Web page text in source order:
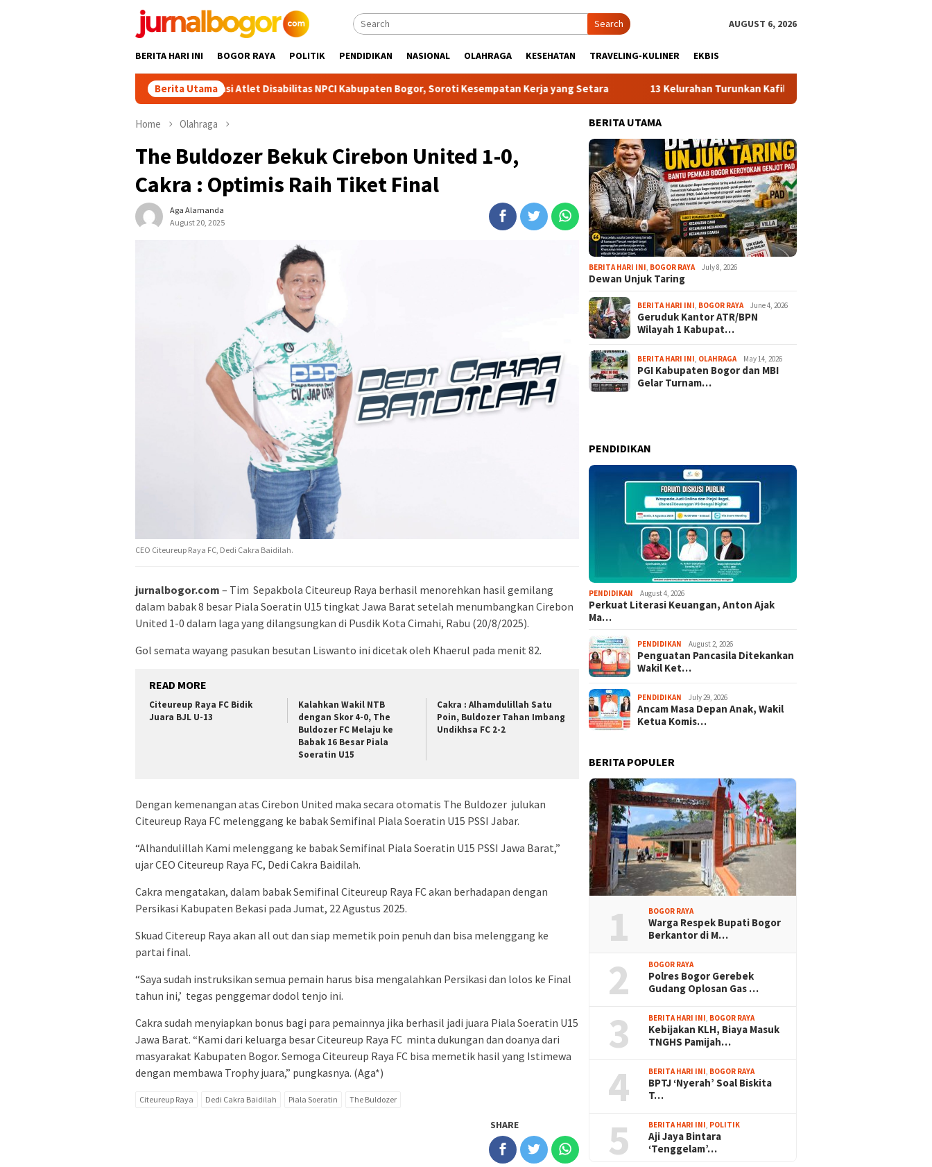
Search AUGUST 6, 2026
BERITA HARI INI BOGOR RAYA POLITIK PENDIDIKAN NASIONAL OLAHRAGA KESEHATAN TRAVELING-KULINER EKBIS
Berita Utama
Babah Alun Beri Motivasi Atlet Disabilitas NPCI Kabupaten Bogor, Soroti Kesempatan Kerja yang Setara 13 Kelurahan Turunkan Kafilah Terbaik, Cibinong Bidik Juara Umum
Home Olahraga
The Buldozer Bekuk Cirebon United 1-0,
Cakra : Optimis Raih Tiket Final
Aga Alamanda
August 20, 2025
CEO Citeureup Raya FC, Dedi Cakra Baidilah.
jurnalbogor.com – Tim Sepakbola Citeureup Raya berhasil menorehkan hasil gemilang
dalam babak 8 besar Piala Soeratin U15 tingkat Jawa Barat setelah menumbangkan Cirebon
United 1-0 dalam laga yang dilangsungkan di Pusdik Kota Cimahi, Rabu (20/8/2025).
Gol semata wayang pasukan besutan Liswanto ini dicetak oleh Khaerul pada menit 82.
READ MORE
Citeureup Raya FC Bidik
Juara BJL U-13
Kalahkan Wakil NTB
dengan Skor 4-0, The
Buldozer FC Melaju ke
Babak 16 Besar Piala
Soeratin U15
Cakra : Alhamdulillah Satu
Poin, Buldozer Tahan Imbang
Undikhsa FC 2-2
Dengan kemenangan atas Cirebon United maka secara otomatis The Buldozer julukan
Citeureup Raya FC melenggang ke babak Semifinal Piala Soeratin U15 PSSI Jabar.
“Alhandulillah Kami melenggang ke babak Semifinal Piala Soeratin U15 PSSI Jawa Barat,”
ujar CEO Citeureup Raya FC, Dedi Cakra Baidilah.
Cakra mengatakan, dalam babak Semifinal Citeureup Raya FC akan berhadapan dengan
Persikasi Kabupaten Bekasi pada Jumat, 22 Agustus 2025.
Skuad Citereup Raya akan all out dan siap memetik poin penuh dan bisa melenggang ke
partai final.
“Saya sudah instruksikan semua pemain harus bisa mengalahkan Persikasi dan lolos ke Final
tahun ini,’ tegas penggemar dodol tenjo ini.
Cakra sudah menyiapkan bonus bagi para pemainnya jika berhasil jadi juara Piala Soeratin U15
Jawa Barat. “Kami dari keluarga besar Citeureup Raya FC minta dukungan dan doanya dari
masyarakat Kabupaten Bogor. Semoga Citeureup Raya FC bisa memetik hasil yang Istimewa
dengan membawa Trophy juara,” pungkasnya. (Aga*)
Citeureup Raya Dedi Cakra Baidilah Piala Soeratin The Buldozer
SHARE
BERITA UTAMA
BERITA HARI INI BOGOR RAYA July 8, 2026
Dewan Unjuk Taring
BERITA HARI INI BOGOR RAYA June 4, 2026
Geruduk Kantor ATR/BPN
Wilayah 1 Kabupat…
BERITA HARI INI OLAHRAGA May 14, 2026
PGI Kabupaten Bogor dan MBI
Gelar Turnam…
PENDIDIKAN
PENDIDIKAN August 4, 2026
Perkuat Literasi Keuangan, Anton Ajak
Ma…
PENDIDIKAN August 2, 2026
Penguatan Pancasila Ditekankan
Wakil Ket…
PENDIDIKAN July 29, 2026
Ancam Masa Depan Anak, Wakil
Ketua Komis…
BERITA POPULER
1 BOGOR RAYA
Warga Respek Bupati Bogor
Berkantor di M…
2 BOGOR RAYA
Polres Bogor Gerebek
Gudang Oplosan Gas …
3 BERITA HARI INI, BOGOR RAYA
Kebijakan KLH, Biaya Masuk
TNGHS Pamijah…
4 BERITA HARI INI, BOGOR RAYA
BPTJ ‘Nyerah’ Soal Biskita
T…
5 BERITA HARI INI, POLITIK
Aji Jaya Bintara
‘Tenggelam’…